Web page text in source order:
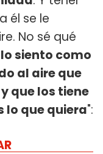
él se le
No sé qué
lo siento como
al aire que
que los tiene
lo que quiera":